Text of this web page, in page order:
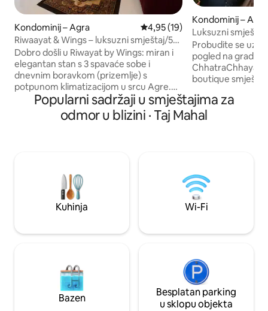
Kondominij – Agra Prosječna ocjena: 4,95/5,
4,95 (19)
Riwaayat & Wings – luksuzni smještaj/5
min od Tadž Mahala
Dobro došli u Riwayat by Wings: miran i
elegantan stan s 3 spavaće sobe i
dnevnim boravkom (prizemlje) s
potpunom klimatizacijom u srcu Agre.
Kuća u kojoj je mir i koja je udaljena samo
5 minuta od gradske vreve, a nudi: • 3
prostrane spavaće sobe • 2 povezane
kuhinja • Zabavne igre u zatvorenom
.Prikladno za parove • Prekrasno
prijateljima ili partnerom, radujemo se
Kondominij – Agra
Luksuzni smještaj
blizini Tadž
Pogled na nebo
Probudite se uz
pogled na grad i
ChhatraChhaya. Pažljivo uređen
boutique smještaj
putnicima koji
nekoliko minuta
Prostor se
kojem se spajaju
domaća
mogućnost
Popularni sadržaji u smještajima za
odmor u blizini · Taj Mahal
Kuhinja Wi-Fi
Bazen
Besplatan parking
u sklopu objekta